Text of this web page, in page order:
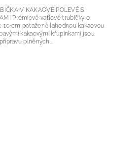
V KAKAOVÉ POLEVĚ S
o
10 cm potažené lahodnou kakaovou
kakaovými křupinkami jsou
plněných...